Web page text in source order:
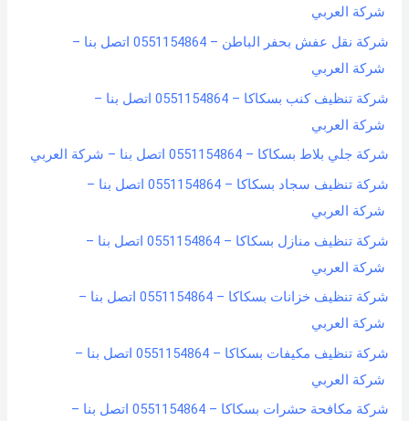
شركة العربي
شركة نقل عفش بحفر الباطن – 0551154864 اتصل بنا –
شركة العربي
شركة تنظيف كنب بسكاكا – 0551154864 اتصل بنا –
شركة العربي
شركة جلي بلاط بسكاكا – 0551154864 اتصل بنا – شركة العربي
شركة تنظيف سجاد بسكاكا – 0551154864 اتصل بنا –
شركة العربي
شركة تنظيف منازل بسكاكا – 0551154864 اتصل بنا –
شركة العربي
شركة تنظيف خزانات بسكاكا – 0551154864 اتصل بنا –
شركة العربي
شركة تنظيف مكيفات بسكاكا – 0551154864 اتصل بنا –
شركة العربي
شركة مكافحة حشرات بسكاكا – 0551154864 اتصل بنا –